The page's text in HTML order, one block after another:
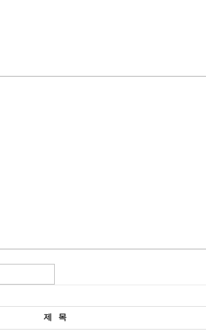
제 목